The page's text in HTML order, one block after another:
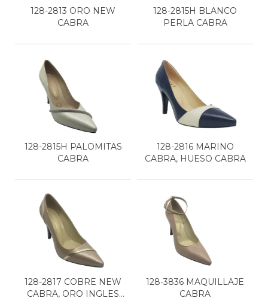
128-2813 ORO NEW
CABRA
128-2815H BLANCO
PERLA CABRA
128-2815H PALOMITAS
CABRA
128-2816 MARINO
CABRA, HUESO CABRA
128-2817 COBRE NEW
CABRA, ORO INGLES
128-3836 MAQUILLAJE
CABRA